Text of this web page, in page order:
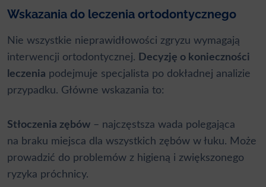
Wskazania do leczenia ortodontycznego
Nie wszystkie nieprawidłowości zgryzu wymagają
interwencji ortodontycznej. Decyzję o konieczności
leczenia podejmuje specjalista po dokładnej analizie
przypadku. Główne wskazania to:
Stłoczenia zębów – najczęstsza wada polegająca
na braku miejsca dla wszystkich zębów w łuku. Może
prowadzić do problemów z higieną i zwiększonego
ryzyka próchnicy.